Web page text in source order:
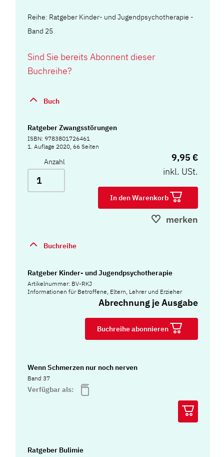
Reihe: Ratgeber Kinder- und Jugendpsychotherapie -
Band 25
Sind Sie bereits Abonnent dieser
Buchreihe?
Buch
Ratgeber Zwangsstörungen
ISBN: 9783801726461
1. Auflage 2020, 66 Seiten
Anzahl
9,95 €
inkl. USt.
In den Warenkorb
merken
Buchreihe
Ratgeber Kinder- und Jugendpsychotherapie
Artikelnummer: BV-RKJ
Informationen für Betroffene, Eltern, Lehrer und Erzieher
Abrechnung je Ausgabe
Buchreihe abonnieren
Wenn Schmerzen nur noch nerven
Band 37
Verfügbar als:
Ratgeber Bulimie